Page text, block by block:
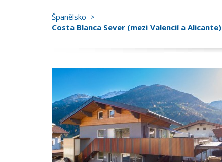
Španělsko
Costa Blanca Sever (mezi Valencií a Alicante)